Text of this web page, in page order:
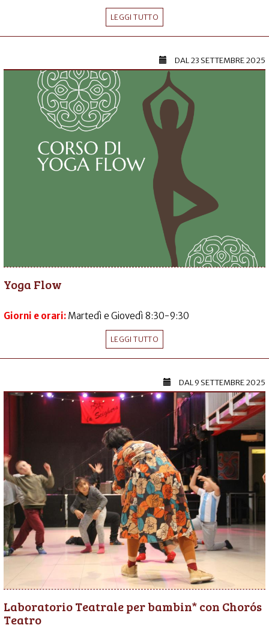
LEGGI TUTTO
DAL23 SETTEMBRE 2025
Yoga Flow
Giorni e orari: Martedì e Giovedì 8:30-9:30
LEGGI TUTTO
DAL9 SETTEMBRE 2025
Laboratorio Teatrale per bambin* con Chorós
Teatro